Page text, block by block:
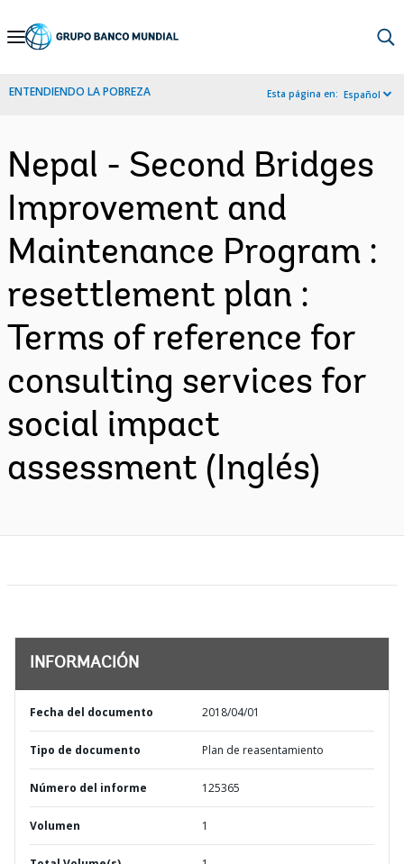
Skip
Navigation
ENTENDIENDO LA POBREZA Esta página en: Español
Nepal - Second Bridges
Improvement and
Maintenance Program :
resettlement plan :
Terms of reference for
consulting services for
social impact
assessment (Inglés)
INFORMACIÓN
Fecha del documento 2018/04/01
Tipo de documento Plan de reasentamiento
Número del informe 125365
Volumen 1